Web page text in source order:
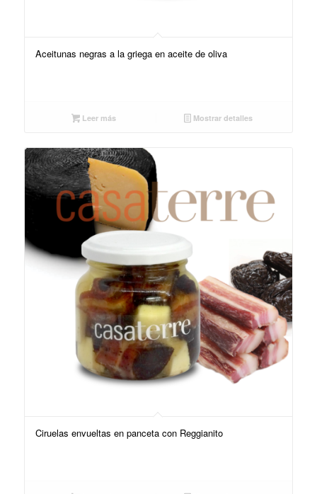
Aceitunas negras a la griega en aceite de oliva
Leer más Mostrar detalles
Ciruelas envueltas en panceta con Reggianito